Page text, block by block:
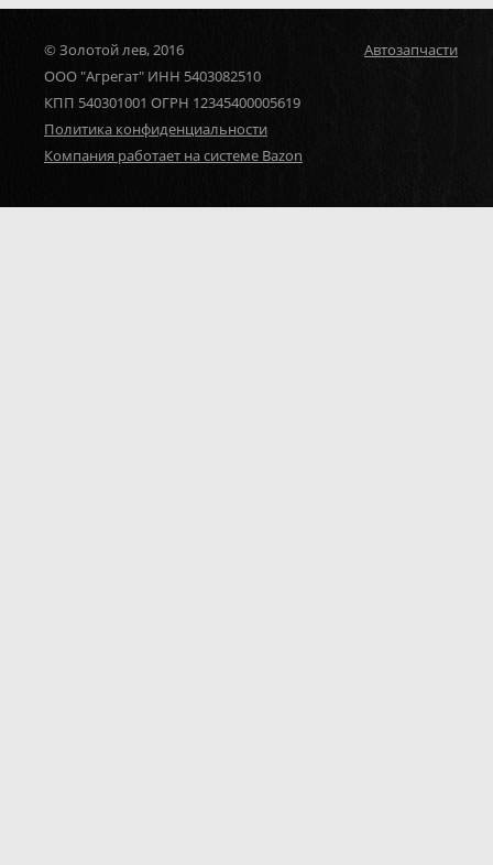
© Золотой лев, 2016
ООО "Агрегат" ИНН 5403082510
КПП 540301001 ОГРН 12345400005619
Политика конфиденциальности
Компания работает на системе Bazon
Автозапчасти